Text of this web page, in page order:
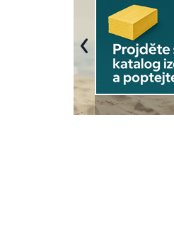
Previous